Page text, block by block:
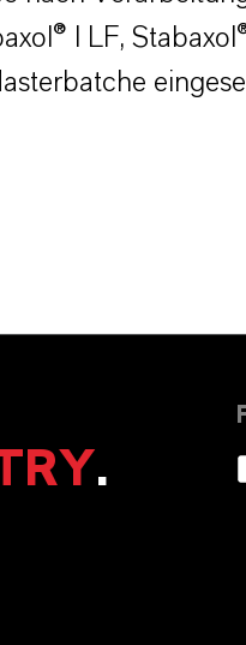
I LF,
.